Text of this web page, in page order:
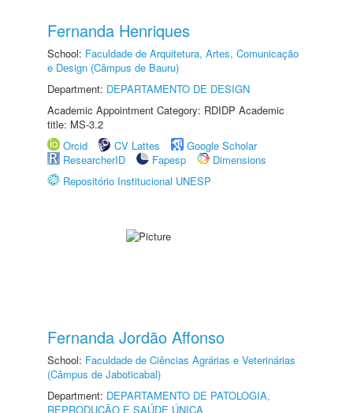
Fernanda Henriques
School: Faculdade de Arquitetura, Artes, Comunicação
e Design (Câmpus de Bauru)
Department: DEPARTAMENTO DE DESIGN
Academic Appointment Category: RDIDP Academic
title: MS-3.2
Orcid
CV Lattes
Google Scholar
ResearcherID
Fapesp
Dimensions
Repositório Institucional UNESP
Fernanda Jordão Affonso
School: Faculdade de Ciências Agrárias e Veterinárias
(Câmpus de Jaboticabal)
Department: DEPARTAMENTO DE PATOLOGIA,
REPRODUÇÃO E SAÚDE ÚNICA